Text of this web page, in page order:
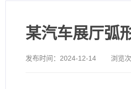
某汽车展厅弧
发布时间： 2024-12-14 浏览